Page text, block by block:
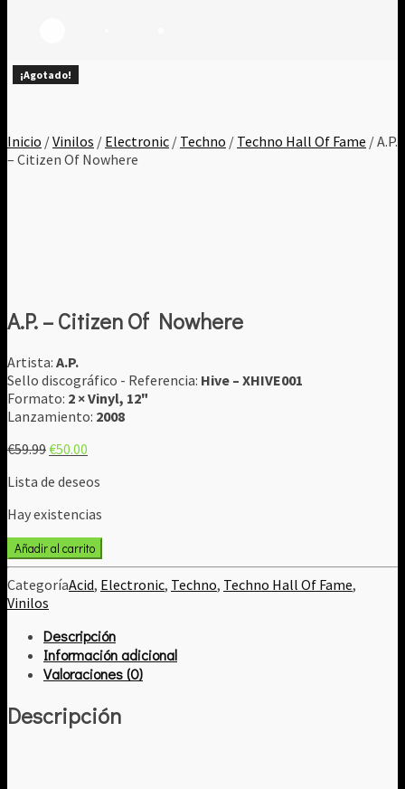
Inicio /Vinilos / Electronic / Techno / Techno Hall Of Fame / A.P.
‎– Citizen Of Nowhere
A.P. ‎– Citizen Of Nowhere
Artista: A.P.
Sello discográfico - Referencia: Hive ‎– XHIVE001
Formato: 2 × Vinyl, 12"
Lanzamiento: 2008
€59.99El
original
€59.99.
€50.00
actual
€50.00.
Lista de deseos
Hay existencias
A.P.
‎–
Citizen
Of
cantidad
Añadir al carrito
CategoríaAcid, Electronic, Techno, Techno Hall Of Fame,
Vinilos
Descripción
Información adicional
Valoraciones (0)
Descripción
¡Agotado!
¡Agotado!
¡Agotado!
¡Agotado!
¡Agotado!
¡Agotado!
¡Agotado!
¡Agotado!
¡Agotado!